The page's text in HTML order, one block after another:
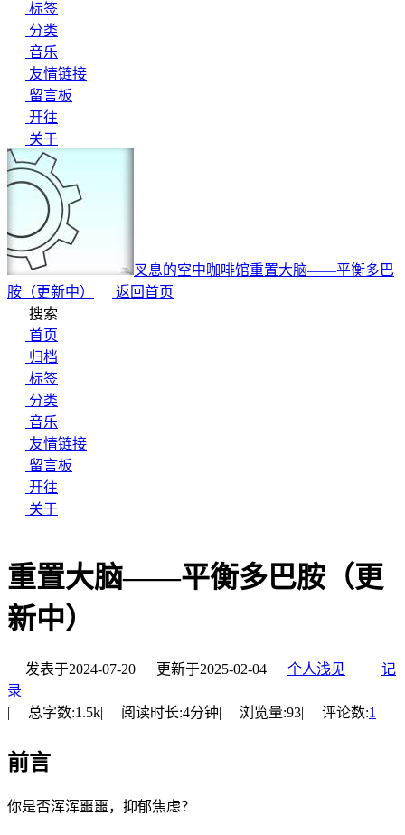
标签
分类
音乐
友情链接
留言板
开往
关于
叉息的空中咖啡馆重置大脑——平衡多巴
胺（更新中）
返回首页
搜索
首页
归档
标签
分类
音乐
友情链接
留言板
开往
关于
重置大脑——平衡多巴胺（更
新中）
发表于2024-07-20| 更新于2025-02-04| 个人浅见
记
录
|
总字数:1.5k| 阅读时长:4分钟| 浏览量:93| 评论数:1
前言
你是否浑浑噩噩，抑郁焦虑？